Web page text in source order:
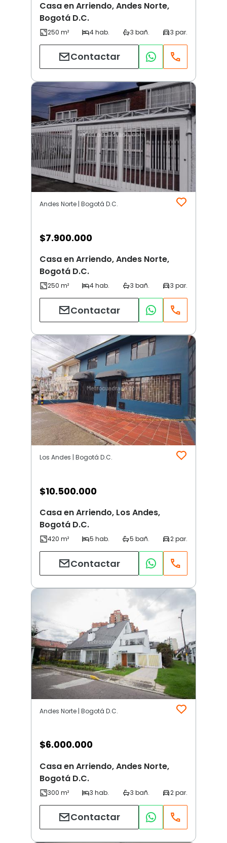
Casa en Arriendo, Andes Norte,
Bogotá D.C.
Contactar
Andes Norte | Bogotá D.C.
$7.900.000
Casa en Arriendo, Andes Norte,
Bogotá D.C.
Contactar
Los Andes | Bogotá D.C.
$10.500.000
Casa en Arriendo, Los Andes,
Bogotá D.C.
Contactar
Andes Norte | Bogotá D.C.
$6.000.000
Casa en Arriendo, Andes Norte,
Bogotá D.C.
Contactar